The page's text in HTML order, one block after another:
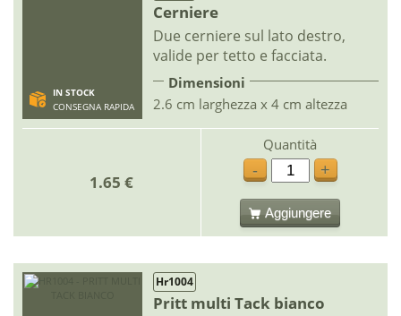
IN STOCK
CONSEGNA RAPIDA
Cerniere
Due cerniere sul lato destro,
valide per tetto e facciata.
Dimensioni
2.6 cm larghezza x 4 cm altezza
1.65 €
Quantità
-
+
Aggiungere
Hr1004
Pritt multi Tack bianco